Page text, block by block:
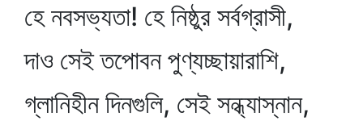
হে নবসভ্যতা! হে নিষ্ঠুর সর্বগ্রাসী,
দাও সেই তপোবন পুণ্যচ্ছায়ারাশি,
গ্লানিহীন দিনগুলি, সেই সন্ধ্যাস্নান,